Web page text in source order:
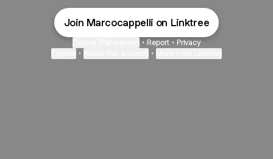
Join Marcocappelli on Linktree
• Report • Privacy
• •